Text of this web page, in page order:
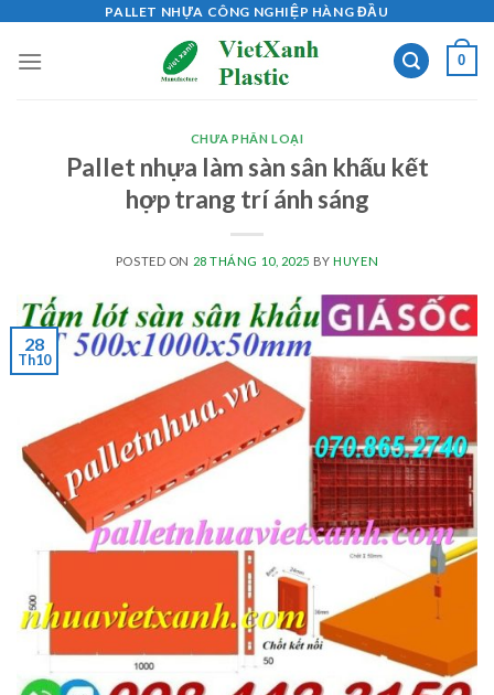
content
PALLET NHỰA CÔNG NGHIỆP HÀNG ĐẦU
0
CHƯA PHÂN LOẠI
Pallet nhựa làm sàn sân khấu kết
hợp trang trí ánh sáng
POSTED ON 28 THÁNG 10, 2025 BYHUYEN
28
Th10